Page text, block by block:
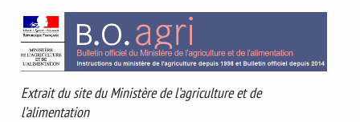
Extrait du site du Ministère de l’agriculture et de
l’alimentation
Les champs suivis de * sont obligatoires